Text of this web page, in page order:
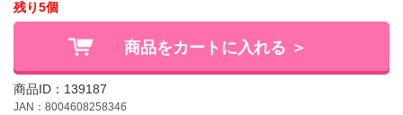
残り5個
商品をカートに入れる ＞
商品ID：139187
JAN：8004608258346